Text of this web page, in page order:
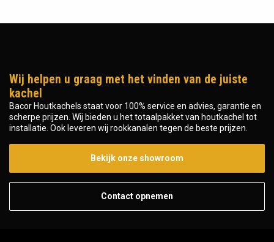
Wij helpen u graag met het vinden van de juiste
kachel
Bacor Houtkachels staat voor 100% service en advies, garantie en
scherpe prijzen. Wij bieden u het totaalpakket van houtkachel tot
installatie. Ook leveren wij rookkanalen tegen de beste prijzen.
Bekijk onze showroom
Contact opnemen